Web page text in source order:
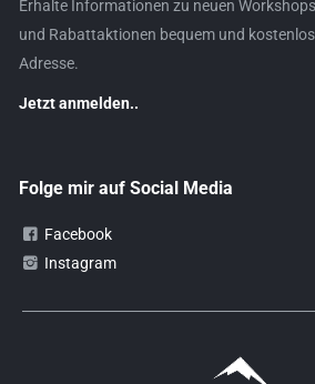
Erhalte Informationen zu neuen
und Rabattaktionen bequem und
Adresse.
Jetzt anmelden..
Folge mir auf Social Media
Facebook
Instagram